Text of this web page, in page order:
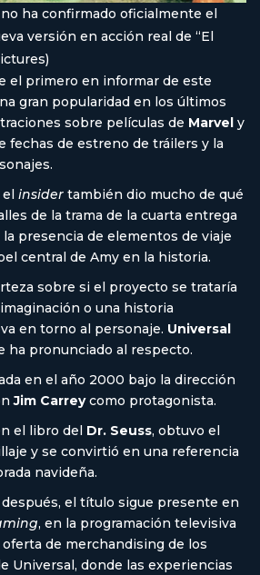
ha confirmado oficialmente el
versión en acción real de “El
el primero en informar de este
gran popularidad en los últimos
sobre películas de Marvel y
fechas de estreno de tráilers y la
insider también dio mucho de qué
de la trama de la cuarta entrega
presencia de elementos de viaje
central de Amy en la historia.
sobre si el proyecto se trataría
o una historia
en torno al personaje. Universal
ha pronunciado al respecto.
en el año 2000 bajo la dirección
Jim Carreycomo protagonista.
el libro del Dr. Seuss, obtuvo el
y se convirtió en una referencia
navideña.
después, el título sigue presente en
, en la programación televisiva
de merchandising de los
Universal, donde las experiencias